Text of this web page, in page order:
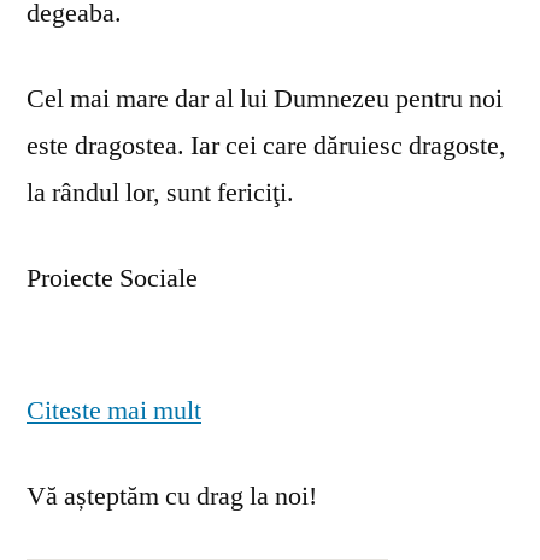
degeaba.
Cel mai mare dar al lui Dumnezeu pentru noi
este dragostea. Iar cei care dăruiesc dragoste,
la rândul lor, sunt fericiţi.
Proiecte Sociale
Citeste mai mult
Vă așteptăm cu drag la noi!